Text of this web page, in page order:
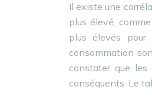
Il existe une
plus élevé,
plus élevés
consommation
constater que
conséquents. Le